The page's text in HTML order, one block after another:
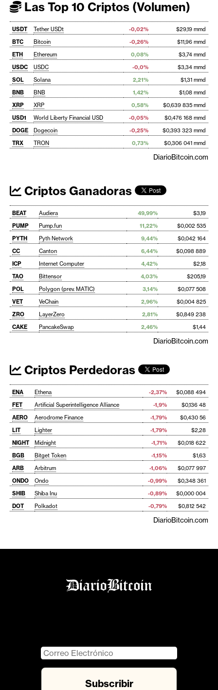
Las Top 10 Criptos (Volumen)
USDT Tether USDt -0,02%
$29,19 mmd
BTC
Bitcoin -0,26%
$11,96 mmd
ETH
Ethereum 0,08%
$3,74 mmd
USDC
USDC -0,0%
$3,34 mmd
SOL
Solana 2,21%
$1,31 mmd
BNB
BNB 1,42%
$1,08 mmd
XRP
XRP 0,58%
$0,639 835 mmd
USD1
World Liberty Financial USD -0,05%
$0,476 168 mmd
DOGE
Dogecoin -0,25%
$0,393 323 mmd
TRX
TRON 0,73% $0,306 041 mmd
DiarioBitcoin.com
Criptos Ganadoras
BEAT Audiera 49,99%
$3,19
PUMP
Pump.fun 11,22%
$0,002 535
PYTH
Pyth Network 9,44%
$0,042 164
CC
Canton 6,44%
$0,098 889
ICP
Internet Computer 4,42%
$2,18
TAO
Bittensor 4,03%
$205,19
POL
Polygon (prev. MATIC) 3,14%
$0,077 508
VET
VeChain 2,96%
$0,004 825
ZRO
LayerZero 2,81%
$0,849 238
CAKE
PancakeSwap 2,46% $1,44
DiarioBitcoin.com
Criptos Perdedoras
ENA Ethena -2,37%
$0,088 494
FET
Artificial Superintelligence Alliance -1,9%
$0,136 48
AERO
Aerodrome Finance -1,79%
$0,430 56
LIT
Lighter -1,79%
$2,28
NIGHT
Midnight -1,71%
$0,018 622
BGB
Bitget Token -1,15%
$1,63
ARB
Arbitrum -1,06%
$0,077 997
ONDO
Ondo -0,99%
$0,348 361
SHIB
Shiba Inu -0,89%
$0,000 004
DOT
Polkadot -0,79% $0,812 542
DiarioBitcoin.com